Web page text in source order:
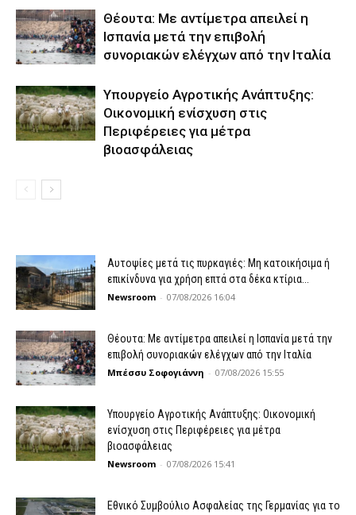
Θέουτα: Με αντίμετρα απειλεί η
Ισπανία μετά την επιβολή
συνοριακών ελέγχων από την Ιταλία
Υπουργείο Αγροτικής Ανάπτυξης:
Οικονομική ενίσχυση στις
Περιφέρειες για μέτρα
βιοασφάλειας
Αυτοψίες μετά τις πυρκαγιές: Μη κατοικήσιμα ή
επικίνδυνα για χρήση επτά στα δέκα κτίρια...
Newsroom - 07/08/2026 16:04
Θέουτα: Με αντίμετρα απειλεί η Ισπανία μετά την
επιβολή συνοριακών ελέγχων από την Ιταλία
Μπέσσυ Σοφογιάννη - 07/08/2026 15:55
Υπουργείο Αγροτικής Ανάπτυξης: Οικονομική
ενίσχυση στις Περιφέρειες για μέτρα
βιοασφάλειας
Newsroom - 07/08/2026 15:41
Εθνικό Συμβούλιο Ασφαλείας της Γερμανίας για το